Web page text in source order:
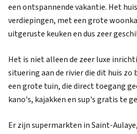
een ontspannende vakantie. Het
verdiepingen, met een grote
uitgeruste keuken en dus zeer
Het is niet alleen de zeer luxe
situering aan de rivier die dit huis zo
een grote tuin, die direct toegang
kano's, kajakken en sup's gratis te
Er zijn supermarkten in Saint-